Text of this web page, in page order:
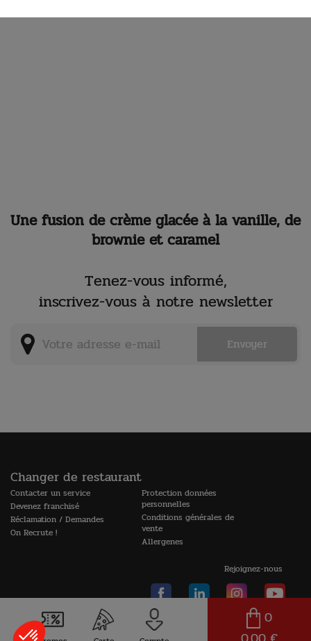
Une fusion de crème glacée à la vanille, de
brownie et caramel
0
Tenez-vous informé,
inscrivez-vous à notre newsletter
Changer de restaurant
Contacter un service
Devenez franchisé
Réclamation / Demandes
On Recrute !
Protection données
personnelles
Conditions générales de
vente
Allergenes
Rejoignez-nous
© 2026 La Boîte à Pizza